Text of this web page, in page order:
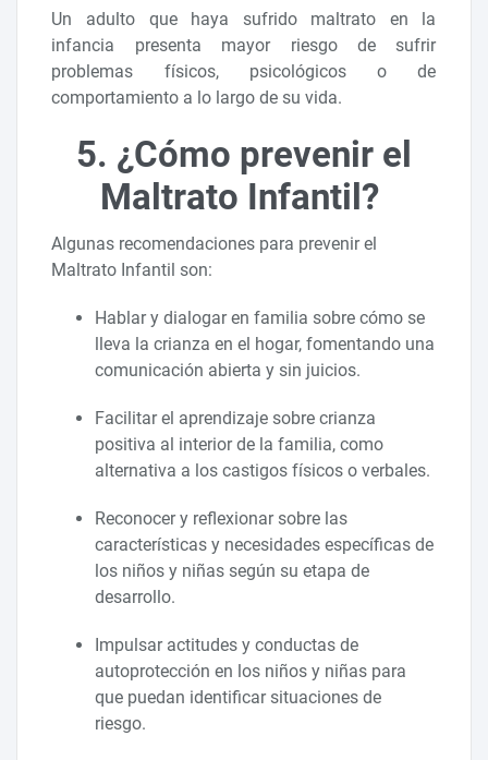
Un adulto que haya sufrido maltrato en la
infancia presenta mayor riesgo de sufrir
problemas físicos, psicológicos o de
comportamiento a lo largo de su vida.
5. ¿Cómo prevenir el
Maltrato Infantil?
Algunas recomendaciones para prevenir el
Maltrato Infantil son:
Hablar y dialogar en familia sobre cómo se
lleva la crianza en el hogar, fomentando una
comunicación abierta y sin juicios.
Facilitar el aprendizaje sobre crianza
positiva al interior de la familia, como
alternativa a los castigos físicos o verbales.
Reconocer y reflexionar sobre las
características y necesidades específicas de
los niños y niñas según su etapa de
desarrollo.
Impulsar actitudes y conductas de
autoprotección en los niños y niñas para
que puedan identificar situaciones de
riesgo.